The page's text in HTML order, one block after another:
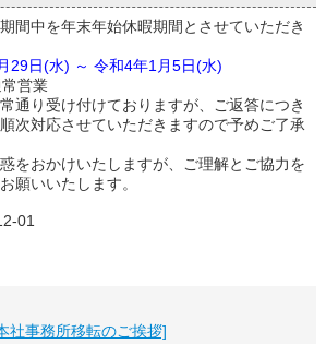
間中を年末年始休暇期間とさせていただき
29日(水) ～ 令和4年1月5日(水)
営業
通り受け付けておりますが、ご返答につき
次対応させていただきますので予めご了承
をおかけいたしますが、ご理解とご協力を
願いいたします。
01
事務所移転のご挨拶]